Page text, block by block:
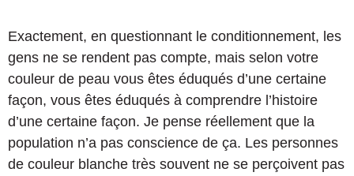
Exactement, en questionnant le conditionnement, les
gens ne se rendent pas compte, mais selon votre
couleur de peau vous êtes éduqués d’une certaine
façon, vous êtes éduqués à comprendre l’histoire
d’une certaine façon. Je pense réellement que la
population n’a pas conscience de ça. Les personnes
de couleur blanche très souvent ne se perçoivent pas